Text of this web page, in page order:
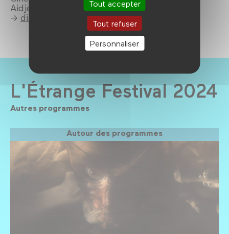
Tout accepter
Tout refuser
Personnaliser
Aidje Tafial (percussions).
→ dimanche 15/09 à 17h45
L'Étrange Festival 2024
Autres programmes
Autour des programmes